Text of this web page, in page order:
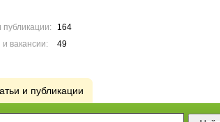
публикации:
164
вакансии:
49
и публикации